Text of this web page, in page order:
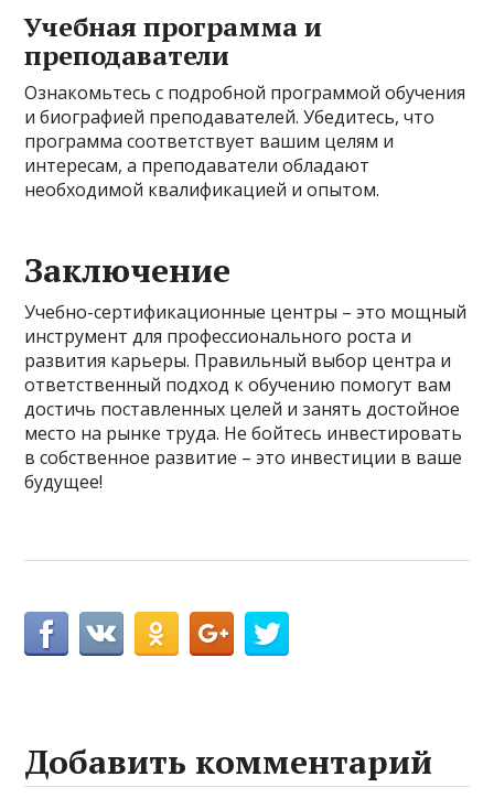
Учебная программа и
преподаватели
Ознакомьтесь с подробной программой обучения
и биографией преподавателей. Убедитесь, что
программа соответствует вашим целям и
интересам, а преподаватели обладают
необходимой квалификацией и опытом.
Заключение
Учебно-сертификационные центры – это мощный
инструмент для профессионального роста и
развития карьеры. Правильный выбор центра и
ответственный подход к обучению помогут вам
достичь поставленных целей и занять достойное
место на рынке труда. Не бойтесь инвестировать
в собственное развитие – это инвестиции в ваше
будущее!
Добавить комментарий